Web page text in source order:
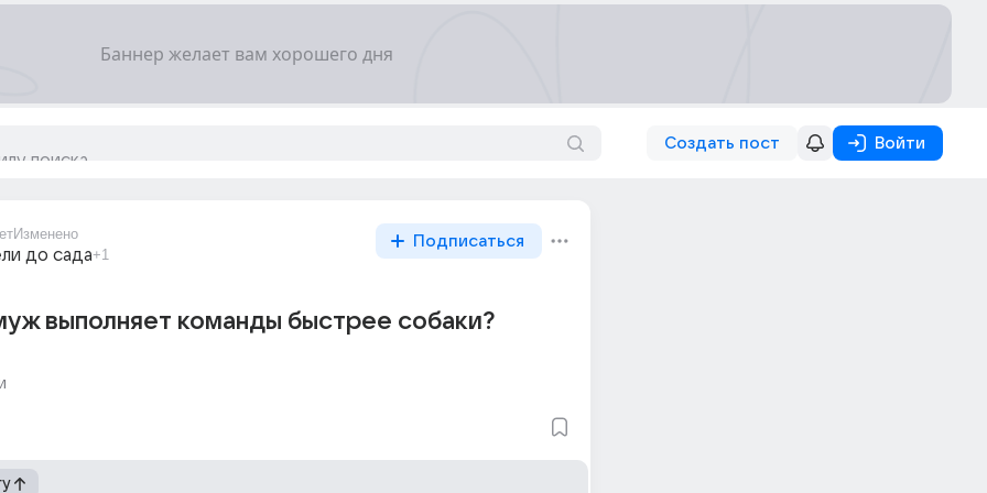
Создать пост Войти
Изменено
до сада+1
Подписаться
выполняет команды быстрее собаки?